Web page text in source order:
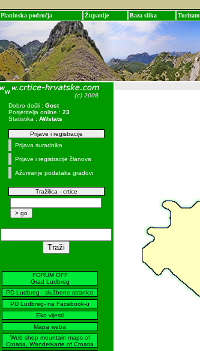
Planinska područja Županije Baza slika Turizam
Dobro došli : Gost
Posjetitelja online : 23
Statistika : AWstats
Prijave i registracije
Prijava suradnika
Prijave i registracije članova
Ažuriranje podataka gradovi
Tražilica - crtice
FORUM OFF
Grad Ludbreg
PD Ludbreg - službene stranice
PD Ludbreg- na Facebook-u
Eko vijesti
Mapa weba
Web shop mountain maps of
Croatia, Wanderkarte of Croatia